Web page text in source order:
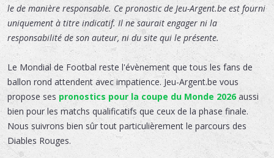
le de manière responsable. Ce pronostic de Jeu-Argent.be est fourni
uniquement à titre indicatif. Il ne saurait engager ni la
responsabilité de son auteur, ni du site qui le présente.
Le Mondial de Footbal reste l'évènement que tous les fans de
ballon rond attendent avec impatience. Jeu-Argent.be vous
propose ses pronostics pour la coupe du Monde 2026 aussi
bien pour les matchs qualificatifs que ceux de la phase finale.
Nous suivrons bien sûr tout particulièrement le parcours des
Diables Rouges.